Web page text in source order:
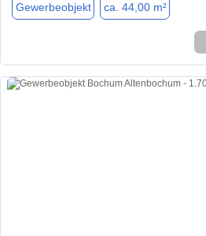
Gewerbeobjekt ca. 44,00 m²